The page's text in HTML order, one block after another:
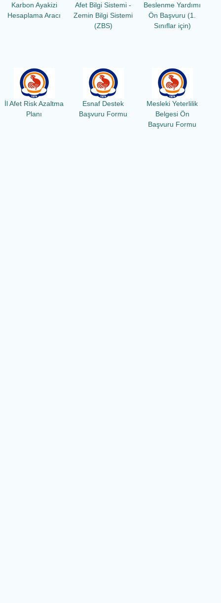
Karbon Ayakizi
Hesaplama Aracı
Afet Bilgi Sistemi -
Zemin Bilgi Sistemi
(ZBS)
Beslenme Yardımı
Ön Başvuru (1.
Sınıflar için)
İl Afet Risk Azaltma
Planı
Esnaf Destek
Başvuru Formu
Mesleki Yeterlilik
Belgesi Ön
Başvuru Formu